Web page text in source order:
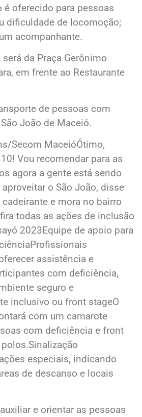
é oferecido para pessoas
dificuldade de locomoção;
acompanhante.
da Praça Gerônimo
em frente ao Restaurante
de pessoas com
João de Maceió.
Secom MaceióÓtimo,
Vou recomendar para as
agora a gente está sendo
o São João, disse
e mora no bairro
todas as ações de inclusão
2023Equipe de apoio para
assistência e
com deficiência,
seguro e
inclusivo ou front stageO
com um camarote
com deficiência e front
especiais, indicando
de descanso e locais
e orientar as pessoas